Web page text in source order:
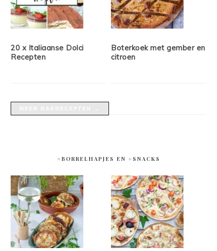
20 x Italiaanse Dolci
Recepten
Boterkoek met gember en
citroen
#BORRELHAPJES EN #SNACKS